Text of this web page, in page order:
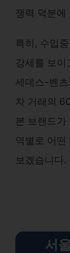
쟁력 덕분에
특히, 수입
강세를 보이
세데스-벤
차 거래의
본 브랜드가
역별로 어떤
보겠습니다.
서